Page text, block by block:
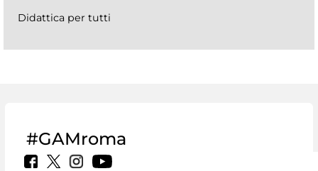
Didattica per tutti
#GAMroma